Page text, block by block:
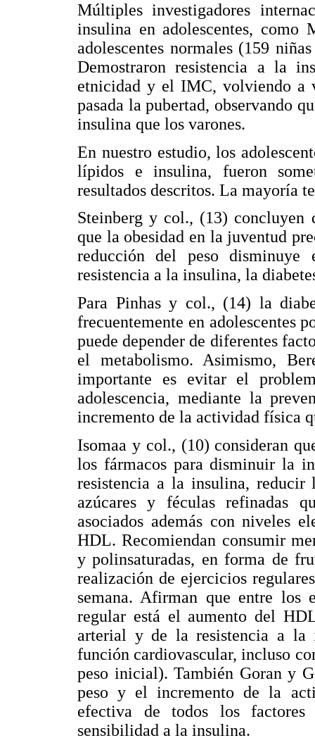
Múltiples investigadores
insulina en adolescentes, como
adolescentes normales (159
Demostraron resistencia a la
etnicidad y el IMC, volviendo a
pasada la pubertad, observando
insulina que los varones.
En nuestro estudio, los
lípidos e insulina, fueron
resultados descritos. La mayoría
Steinberg y col., (13) concluyen
que la obesidad en la juventud
reducción del peso
resistencia a la insulina, la
Para Pinhas y col., (14) la
frecuentemente en adolescentes
puede depender de diferentes
el metabolismo. Asimismo,
importante es evitar el
adolescencia, mediante la
incremento de la actividad física
Isomaa y col., (10) consideran
los fármacos para disminuir la
resistencia a la insulina, reducir
azúcares y féculas refinadas
asociados además con niveles
HDL. Recomiendan consumir
y polinsaturadas, en forma de
realización de ejercicios
semana. Afirman que entre los
regular está el aumento del
arterial y de la resistencia a la
función cardiovascular, incluso
peso inicial). También Goran y
peso y el incremento de la
efectiva de todos los
sensibilidad a la insulina.